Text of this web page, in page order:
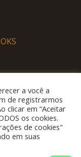
a você a
de registrarmos
clicar em “Aceitar
os cookies.
de cookies"
em suas